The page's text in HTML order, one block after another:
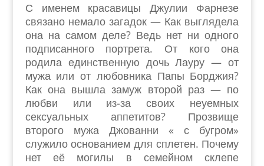
С именем красавицы Джулии Фарнезе
связано немало загадок — Как выглядела
она на самом деле? Ведь нет ни одного
подписанного портрета. От кого она
родила единственную дочь Лауру — от
мужа или от любовника Папы Борджия?
Как она вышла замуж второй раз — по
любви или из-за своих неуемных
сексуальных аппетитов? Прозвище
второго мужа Джованни « с бугром»
служило основанием для сплетен. Почему
нет её могилы в семейном склепе